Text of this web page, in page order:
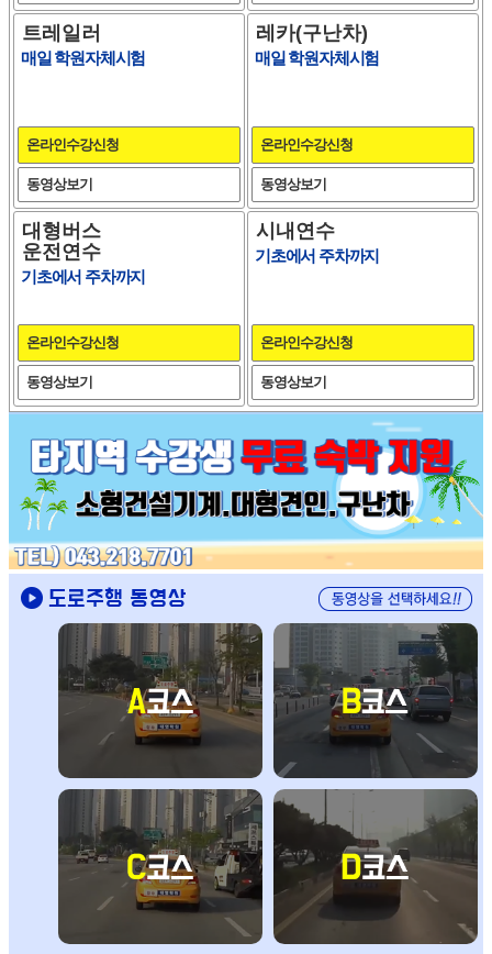
트레일러
매일 학원자체시험
온라인수강신청
동영상보기
레카(구난차)
매일 학원자체시험
온라인수강신청
동영상보기
대형버스
운전연수
기초에서 주차까지
온라인수강신청
동영상보기
시내연수
기초에서 주차까지
온라인수강신청
동영상보기